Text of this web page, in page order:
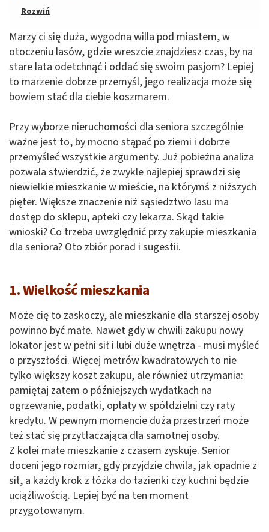
Marzy ci się duża, wygodna willa pod miastem, w
otoczeniu lasów, gdzie wreszcie znajdziesz czas, by na
stare lata odetchnąć i oddać się swoim pasjom? Lepiej
to marzenie dobrze przemyśl, jego realizacja może się
bowiem stać dla ciebie koszmarem.
Przy wyborze nieruchomości dla seniora szczególnie
ważne jest to, by mocno stąpać po ziemi i dobrze
przemyśleć wszystkie argumenty. Już pobieżna analiza
pozwala stwierdzić, że zwykle najlepiej sprawdzi się
niewielkie mieszkanie w mieście, na którymś z niższych
pięter. Większe znaczenie niż sąsiedztwo lasu ma
dostęp do sklepu, apteki czy lekarza. Skąd takie
wnioski? Co trzeba uwzględnić przy zakupie mieszkania
dla seniora? Oto zbiór porad i sugestii.
1. Wielkość mieszkania
Może cię to zaskoczy, ale mieszkanie dla starszej osoby
powinno być małe. Nawet gdy w chwili zakupu nowy
lokator jest w pełni sił i lubi duże wnętrza - musi myśleć
o przyszłości. Więcej metrów kwadratowych to nie
tylko większy koszt zakupu, ale również utrzymania:
pamiętaj zatem o późniejszych wydatkach na
ogrzewanie, podatki, opłaty w spółdzielni czy raty
kredytu. W pewnym momencie duża przestrzeń może
też stać się przytłaczająca dla samotnej osoby.
Z kolei małe mieszkanie z czasem zyskuje. Senior
doceni jego rozmiar, gdy przyjdzie chwila, jak opadnie z
sił, a każdy krok z łóżka do łazienki czy kuchni będzie
uciążliwością. Lepiej być na ten moment
przygotowanym.